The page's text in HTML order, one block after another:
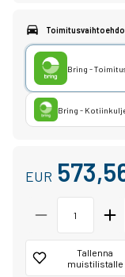
Bring -
Bring -
EUR
Tallenna
muistilistalle